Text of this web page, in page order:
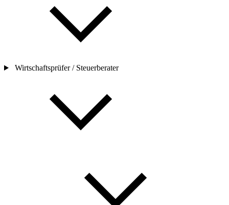
Wirtschaftsprüfer / Steuerberater